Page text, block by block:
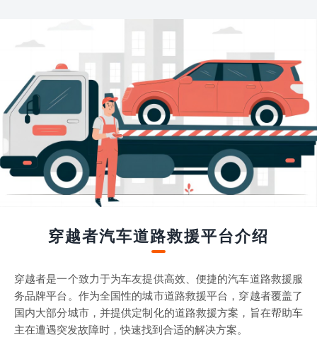
穿越者汽车道路救援平台介绍
穿越者是一个致力于为车友提供高效、便捷的汽车道路救援服
务品牌平台。作为全国性的城市道路救援平台，穿越者覆盖了
国内大部分城市，并提供定制化的道路救援方案，旨在帮助车
主在遭遇突发故障时，快速找到合适的解决方案。